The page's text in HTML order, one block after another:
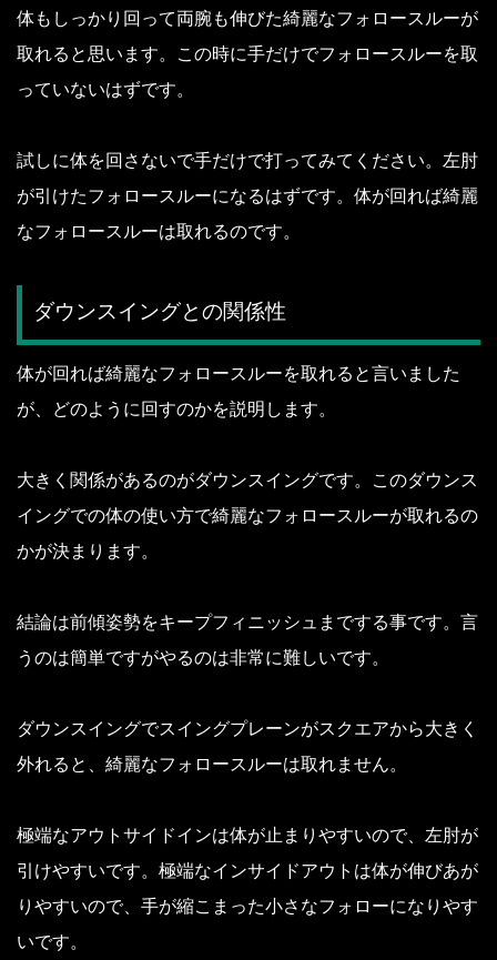
体もしっかり回って両腕も伸びた綺麗なフォロースルーが
取れると思います。
この時に手だけでフォロースルーを取
っていないはずです。
試しに体を回さないで手だけで打ってみてください。 左肘
が引けたフォロースルーになるはずです。 体が回れば綺麗
なフォロースルーは取れるのです。
ダウンスイングとの関係性
体が回れば綺麗なフォロースルーを取れると言いました
が、どのように回すのかを説明します。
大きく関係があるのがダウンスイングです。
このダウンス
イングでの体の使い方で綺麗なフォロースルーが取れるの
かが決まります。
結論は前傾姿勢をキープフィニッシュまでする事です。 言
うのは簡単ですがやるのは非常に難しいです。
ダウンスイングでスイングプレーンがスクエアから大きく
外れると、綺麗なフォロースルーは取れません。
極端なアウトサイドインは体が止まりやすいので、左肘が
引けやすいです。 極端なインサイドアウトは体が伸びあが
りやすいので、手が縮こまった小さなフォローになりやす
いです。